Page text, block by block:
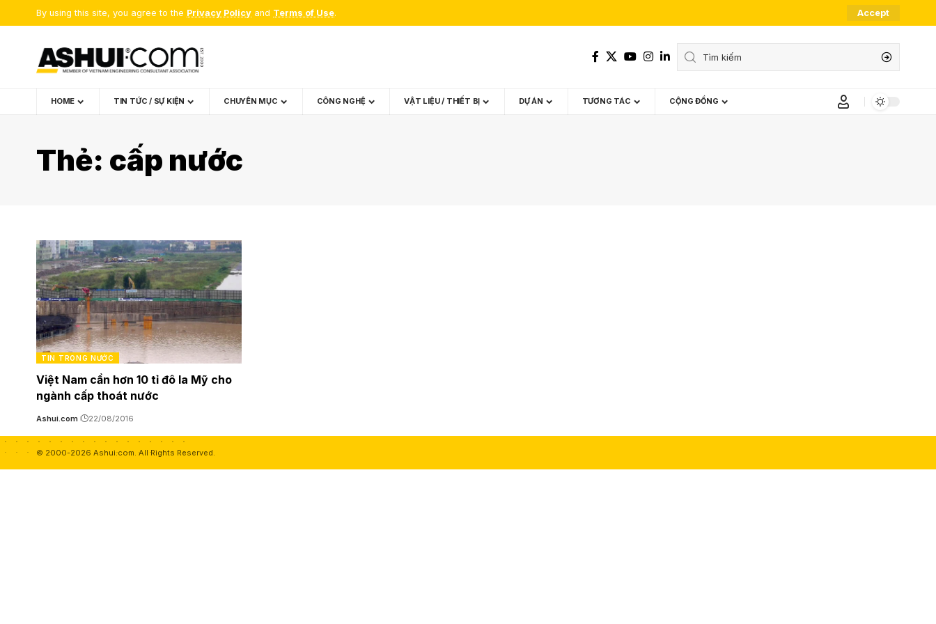
By using this site, you agree to the Privacy Policy and Terms of Use. Accept
HOME TIN TỨC / SỰ KIỆN CHUYÊN MỤC CÔNG NGHỆ VẬT LIỆU / THIẾT BỊ DỰ ÁN TƯƠNG TÁC CỘNG ĐỒNG
Thẻ: cấp nước
TIN TRONG NƯỚC
Việt Nam cần hơn 10 tỉ đô la Mỹ cho
ngành cấp thoát nước
Ashui.com 22/08/2016
© 2000-2026 Ashui.com. All Rights Reserved.